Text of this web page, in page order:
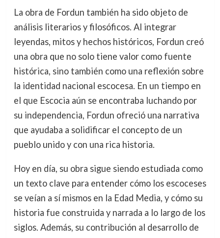
La obra de Fordun también ha sido objeto de
análisis literarios y filosóficos. Al integrar
leyendas, mitos y hechos históricos, Fordun creó
una obra que no solo tiene valor como fuente
histórica, sino también como una reflexión sobre
la identidad nacional escocesa. En un tiempo en
el que Escocia aún se encontraba luchando por
su independencia, Fordun ofreció una narrativa
que ayudaba a solidificar el concepto de un
pueblo unido y con una rica historia.
Hoy en día, su obra sigue siendo estudiada como
un texto clave para entender cómo los escoceses
se veían a sí mismos en la Edad Media, y cómo su
historia fue construida y narrada a lo largo de los
siglos. Además, su contribución al desarrollo de